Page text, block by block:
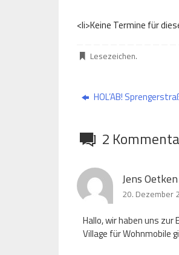
<li>Keine Termine für
Lesezeichen.
HOL’AB!
2
Jens Oetken
20. Dezember
Hallo, wir haben uns zur
Village für Wohnmobile